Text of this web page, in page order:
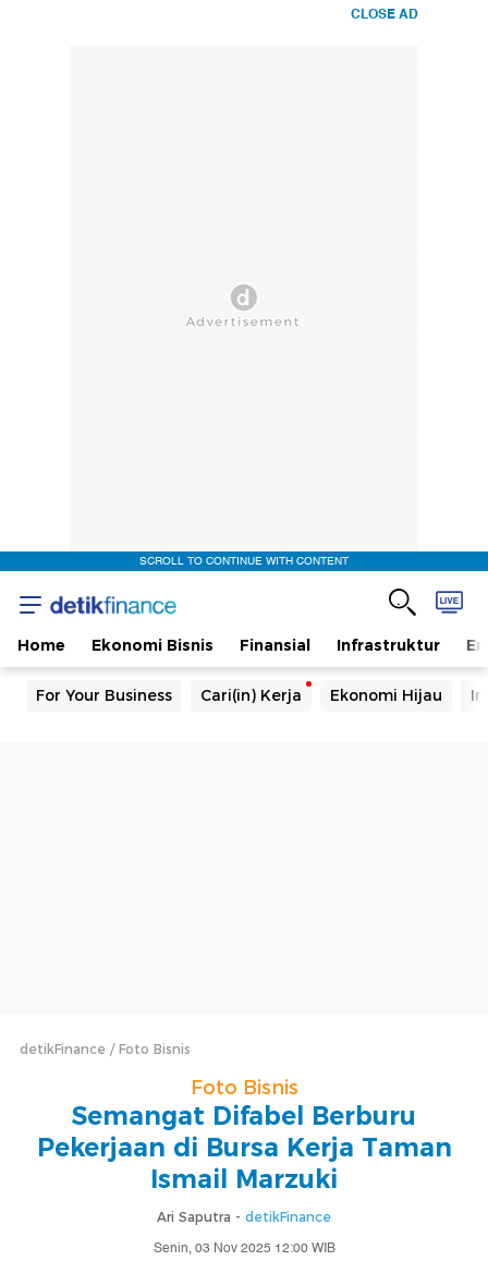
CLOSE AD
SCROLL TO CONTINUE WITH CONTENT
Home Ekonomi Bisnis Finansial Infrastruktur
For Your Business Cari(in) Kerja Ekonomi Hijau
detikFinance Foto Bisnis
Foto Bisnis
Semangat Difabel Berburu
Pekerjaan di Bursa Kerja Taman
Ismail Marzuki
Ari Saputra - detikFinance
Senin, 03 Nov 2025 12:00 WIB